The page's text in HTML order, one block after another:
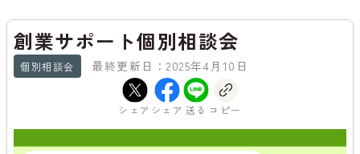
創業サポート個別相談会
個別相談会 最終更新日：2025年4月10日
シェア シェア 送る コピー